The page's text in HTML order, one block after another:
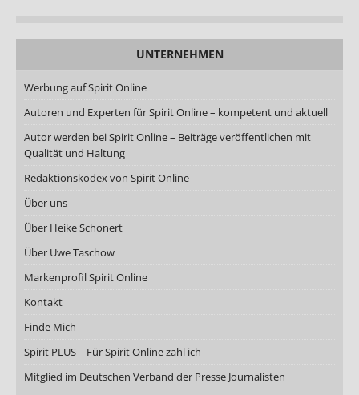
UNTERNEHMEN
Werbung auf Spirit Online
Autoren und Experten für Spirit Online – kompetent und aktuell
Autor werden bei Spirit Online – Beiträge veröffentlichen mit
Qualität und Haltung
Redaktionskodex von Spirit Online
Über uns
Über Heike Schonert
Über Uwe Taschow
Markenprofil Spirit Online
Kontakt
Finde Mich
Spirit PLUS – Für Spirit Online zahl ich
Mitglied im Deutschen Verband der Presse Journalisten